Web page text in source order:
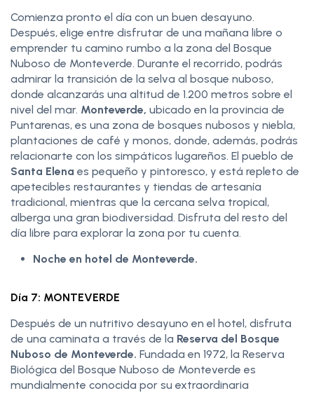
Comienza pronto el día con un buen desayuno.
Después, elige entre disfrutar de una mañana libre o
emprender tu camino rumbo a la zona del Bosque
Nuboso de Monteverde. Durante el recorrido, podrás
admirar la transición de la selva al bosque nuboso,
donde alcanzarás una altitud de 1.200 metros sobre el
nivel del mar. Monteverde, ubicado en la provincia de
Puntarenas, es una zona de bosques nubosos y niebla,
plantaciones de café y monos, donde, además, podrás
relacionarte con los simpáticos lugareños. El pueblo de
Santa Elena es pequeño y pintoresco, y está repleto de
apetecibles restaurantes y tiendas de artesanía
tradicional, mientras que la cercana selva tropical,
alberga una gran biodiversidad. Disfruta del resto del
día libre para explorar la zona por tu cuenta.
Noche en hotel de Monteverde.
Día 7: MONTEVERDE
Después de un nutritivo desayuno en el hotel, disfruta
de una caminata a través de la Reserva del Bosque
Nuboso de Monteverde. Fundada en 1972, la Reserva
Biológica del Bosque Nuboso de Monteverde es
mundialmente conocida por su extraordinaria